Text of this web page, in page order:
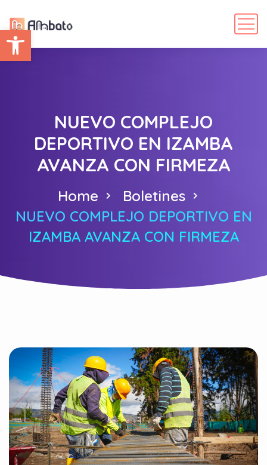
Abrir barra de herramientas
NUEVO COMPLEJO
DEPORTIVO EN IZAMBA
AVANZA CON FIRMEZA
Home
Boletines
NUEVO COMPLEJO DEPORTIVO EN
IZAMBA AVANZA CON FIRMEZA